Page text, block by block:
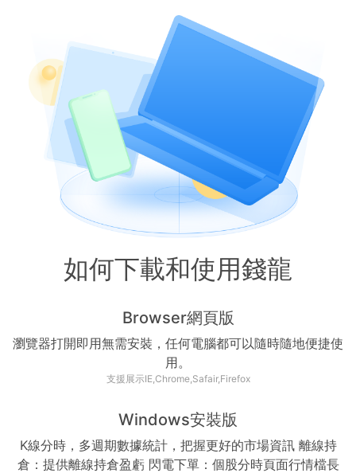
如何下載和使用錢龍
Browser網頁版
瀏覽器打開即用無需安裝，任何電腦都可以隨時隨地便捷使
用。
支援展示IE,Chrome,Safair,Firefox
Windows安裝版
K線分時，多週期數據統計，把握更好的市場資訊 離線持
倉：提供離線持倉盈虧 閃電下單：個股分時頁面行情檔長